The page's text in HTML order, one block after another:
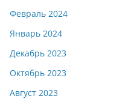
Февраль 2024
Январь 2024
Декабрь 2023
Октябрь 2023
Август 2023